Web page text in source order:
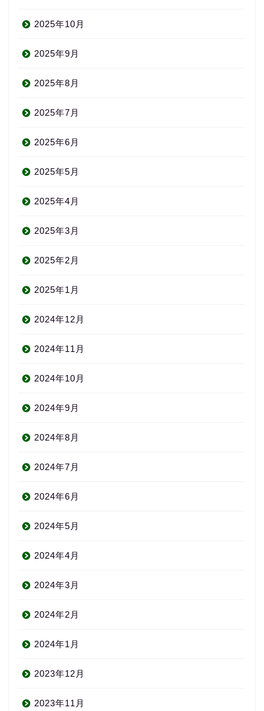
2025年10月
2025年9月
2025年8月
2025年7月
2025年6月
2025年5月
2025年4月
2025年3月
2025年2月
2025年1月
2024年12月
2024年11月
2024年10月
2024年9月
2024年8月
2024年7月
2024年6月
2024年5月
2024年4月
2024年3月
2024年2月
2024年1月
2023年12月
2023年11月